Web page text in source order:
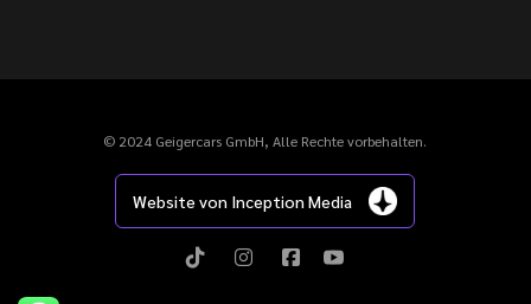
© 2024 Geigercars GmbH, Alle Rechte vorbehalten.
Website von Inception Media